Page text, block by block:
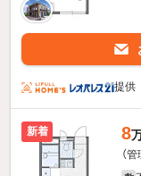
提供
新着 8
（